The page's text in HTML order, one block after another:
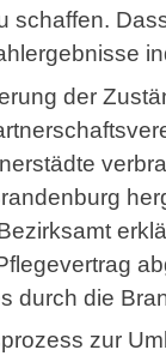
schaffen.
der
durch die
zur